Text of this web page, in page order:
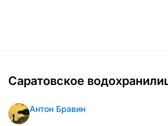
Саратовское
Антон Бравин